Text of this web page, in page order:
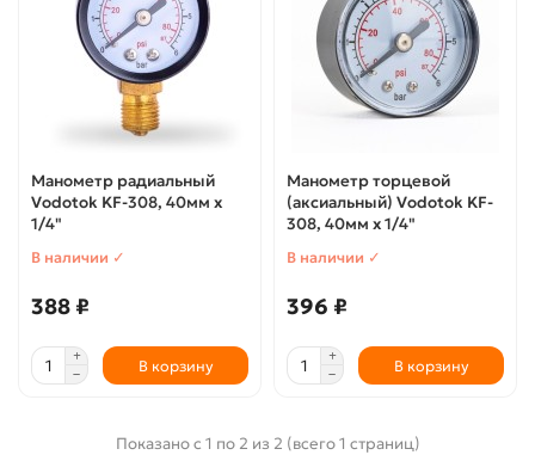
Манометр радиальный
Vodotok KF-308, 40мм x
1/4"
В наличии ✓
388 ₽
В корзину
Манометр торцевой
(аксиальный) Vodotok KF-
308, 40мм x 1/4"
В наличии ✓
396 ₽
В корзину
Показано с 1 по 2 из 2 (всего 1 страниц)